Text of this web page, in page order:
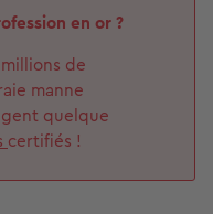
en or ?
de
manne
quelque
certifiés !